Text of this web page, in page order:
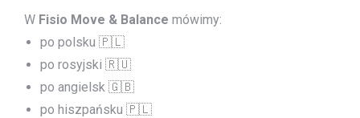
W Fisio Move & Balance mówimy:
po polsku 🇵🇱
po rosyjski 🇷🇺
po angielsk 🇬🇧
po hiszpańsku 🇵🇱